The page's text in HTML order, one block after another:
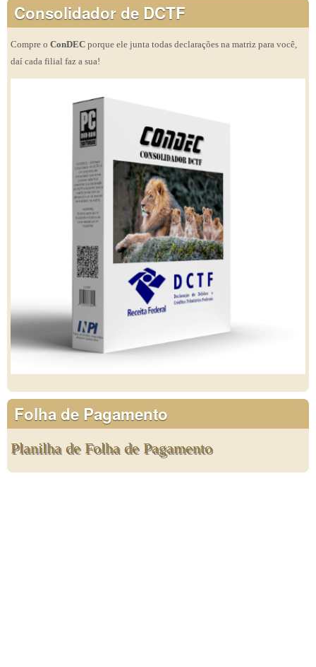
Consolidador de DCTF
Compre o ConDEC porque ele junta todas declarações na matriz para você,
daí cada filial faz a sua!
Folha de Pagamento
Planilha de Folha de Pagamento